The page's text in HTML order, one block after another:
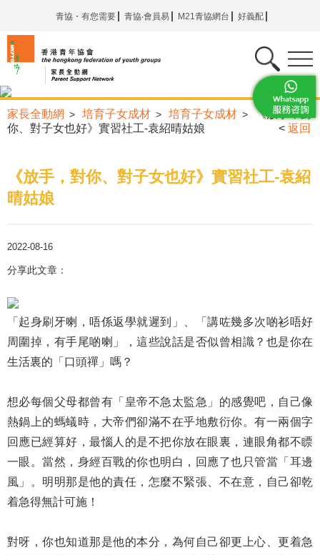
青協・有您需要 青協‧會員易 M21青協網台 好義配
家長全動網 > 培育子女成材 > 培育子女成材 >
《放手，對
你、對子女也好》實習社工-袁紹晴姑娘
< 返回
《放手，對你、對子女也好》實習社工-袁紹
晴姑娘
2022-08-16
分享此文章：
「起身刷牙喇，唔係返學就遲到」、「講咗幾多次啲衫唔好
周圍掉，有手尾啲喇」，這些說話是否似曾相識？也是你在
生活裏的「口頭禪」嗎？
想必每個父母都曾有「皇帝不急太監急」的感覺吧，自己像
熱鍋上的螞蟻時，大帝們卻滿不在乎地敷衍你。有一兩個字
回應已經算好，最惱人的是不把你放在眼裏，連眼角都不瞟
一眼。當然，身經百戰的你也明白，回應了也只管當「耳邊
風」。明明那是他的責任，怎麼不緊張、不在意，自己卻乾
着急得無計可施！
對呀，你也知道那是他的本分，為何自己卻更上心、更着急